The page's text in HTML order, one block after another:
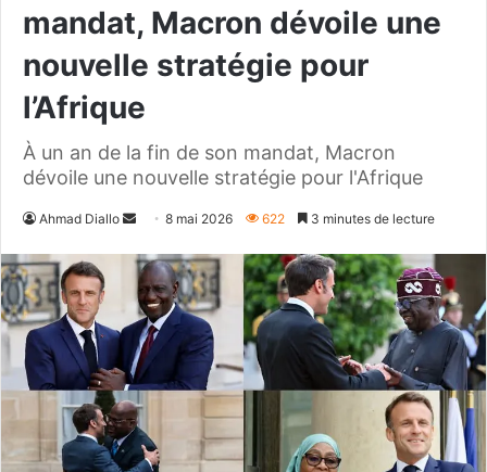
mandat, Macron dévoile une
nouvelle stratégie pour
l’Afrique
À un an de la fin de son mandat, Macron
dévoile une nouvelle stratégie pour l'Afrique
Ahmad Diallo
Envoyer
courriel
8 mai 2026 622 3 minutes de lecture